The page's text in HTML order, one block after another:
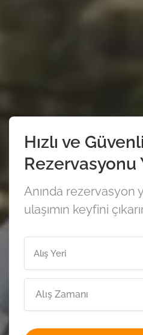
Hızlı ve
Rezervasyonu
Anında rezervasyon
ulaşımın keyfini
Alış Yeri